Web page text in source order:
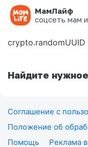
МамЛайф
соцсеть мам
Ошибка на
Найдите
Соглашение с
Положение об
Помощь
Реклама